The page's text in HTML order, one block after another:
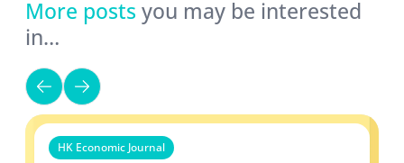
More posts you may be interested
in…
HK Economic Journal